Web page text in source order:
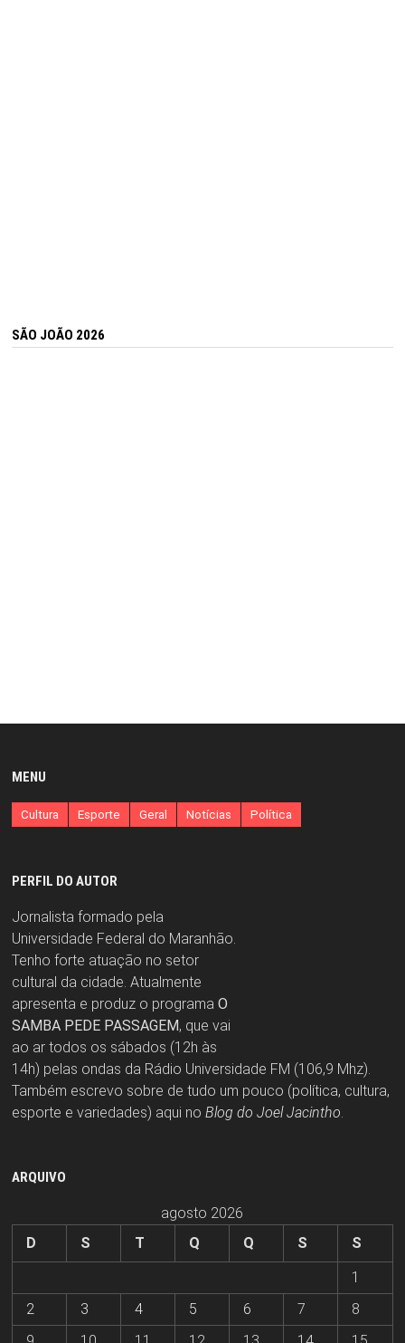
SÃO JOÃO 2026
MENU
Cultura Esporte Geral Notícias Política
PERFIL DO AUTOR
Jornalista formado pela
Universidade Federal do Maranhão.
Tenho forte atuação no setor
cultural da cidade. Atualmente
apresenta e produz o programa O
SAMBA PEDE PASSAGEM, que vai
ao ar todos os sábados (12h às
14h) pelas ondas da Rádio Universidade FM (106,9 Mhz).
Também escrevo sobre de tudo um pouco (política, cultura,
esporte e variedades) aqui no Blog do Joel Jacintho
ARQUIVO
agosto 2026
D
S T Q Q S
S
1
2
3 4 5 6 7
8